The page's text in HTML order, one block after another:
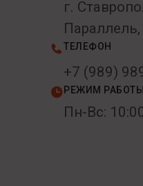
г.
Параллель,
ТЕЛЕФОН
+7 (989)
РЕЖИМ РАБОТЫ
Пн-Вс: